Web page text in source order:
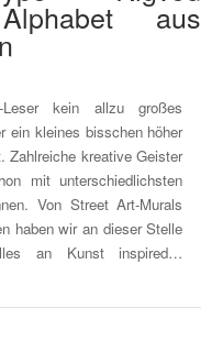
aus
Leser kein allzu großes
ein kleines bisschen höher
Zahlreiche kreative Geister
mit unterschiedlichsten
Von Street Art-Murals
haben wir an dieser Stelle
an Kunst inspired…